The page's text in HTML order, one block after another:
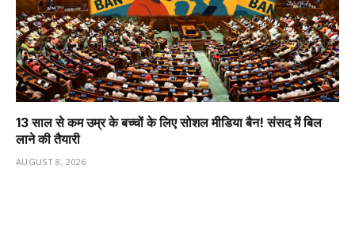
13 साल से कम उम्र के बच्चों के लिए सोशल मीडिया बैन! संसद में बिल
लाने की तैयारी
AUGUST 8, 2026